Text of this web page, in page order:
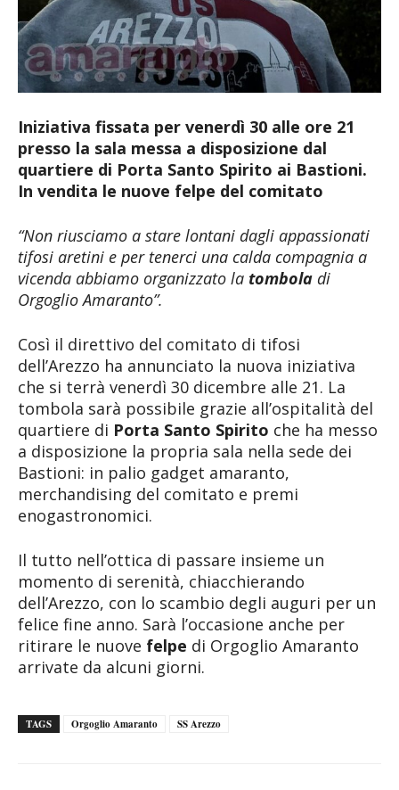
Iniziativa fissata per venerdì 30 alle ore 21
presso la sala messa a disposizione dal
quartiere di Porta Santo Spirito ai Bastioni.
In vendita le nuove felpe del comitato
“Non riusciamo a stare lontani dagli appassionati
tifosi aretini e per tenerci una calda compagnia a
vicenda abbiamo organizzato la tombola di
Orgoglio Amaranto”.
Così il direttivo del comitato di tifosi
dell’Arezzo ha annunciato la nuova iniziativa
che si terrà venerdì 30 dicembre alle 21. La
tombola sarà possibile grazie all’ospitalità del
quartiere di Porta Santo Spirito che ha messo
a disposizione la propria sala nella sede dei
Bastioni: in palio gadget amaranto,
merchandising del comitato e premi
enogastronomici.
Il tutto nell’ottica di passare insieme un
momento di serenità, chiacchierando
dell’Arezzo, con lo scambio degli auguri per un
felice fine anno. Sarà l’occasione anche per
ritirare le nuove felpe di Orgoglio Amaranto
arrivate da alcuni giorni.
TAGS Orgoglio Amaranto SS Arezzo